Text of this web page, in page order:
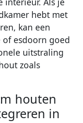
hebt met
kan een
esdoorn goed
uitstraling
zoals
houten
in